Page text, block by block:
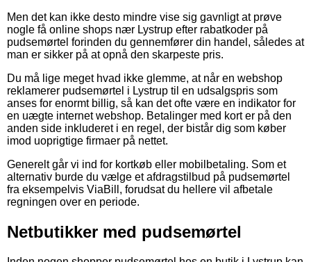
Men det kan ikke desto mindre vise sig gavnligt at prøve
nogle få online shops nær Lystrup efter rabatkoder på
pudsemørtel forinden du gennemfører din handel, således at
man er sikker på at opnå den skarpeste pris.
Du må lige meget hvad ikke glemme, at når en webshop
reklamerer pudsemørtel i Lystrup til en udsalgspris som
anses for enormt billig, så kan det ofte være en indikator for
en uægte internet webshop. Betalinger med kort er på den
anden side inkluderet i en regel, der bistår dig som køber
imod uoprigtige firmaer på nettet.
Generelt går vi ind for kortkøb eller mobilbetaling. Som et
alternativ burde du vælge et afdragstilbud på pudsemørtel
fra eksempelvis ViaBill, forudsat du hellere vil afbetale
regningen over en periode.
Netbutikker med pudsemørtel